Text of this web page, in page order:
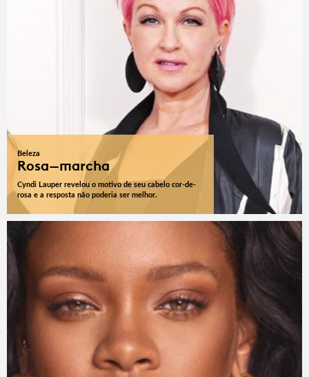
Beleza
Rosa-marcha
Cyndi Lauper revelou o motivo de seu cabelo cor-de-
rosa e a resposta não poderia ser melhor.